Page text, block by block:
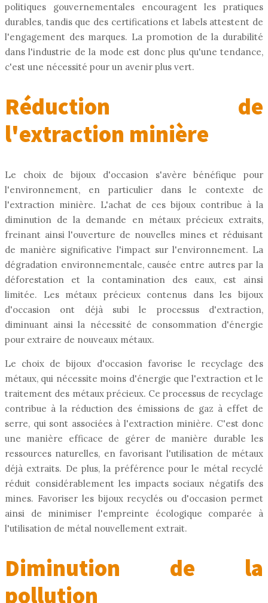
politiques gouvernementales encouragent les pratiques
durables, tandis que des certifications et labels attestent de
l'engagement des marques. La promotion de la durabilité
dans l'industrie de la mode est donc plus qu'une tendance,
c'est une nécessité pour un avenir plus vert.
Réduction de
l'extraction minière
Le choix de bijoux d'occasion s'avère bénéfique pour
l'environnement, en particulier dans le contexte de
l'extraction minière. L'achat de ces bijoux contribue à la
diminution de la demande en métaux précieux extraits,
freinant ainsi l'ouverture de nouvelles mines et réduisant
de manière significative l'impact sur l'environnement. La
dégradation environnementale, causée entre autres par la
déforestation et la contamination des eaux, est ainsi
limitée. Les métaux précieux contenus dans les bijoux
d'occasion ont déjà subi le processus d'extraction,
diminuant ainsi la nécessité de consommation d'énergie
pour extraire de nouveaux métaux.
Le choix de bijoux d'occasion favorise le recyclage des
métaux, qui nécessite moins d'énergie que l'extraction et le
traitement des métaux précieux. Ce processus de recyclage
contribue à la réduction des émissions de gaz à effet de
serre, qui sont associées à l'extraction minière. C'est donc
une manière efficace de gérer de manière durable les
ressources naturelles, en favorisant l'utilisation de métaux
déjà extraits. De plus, la préférence pour le métal recyclé
réduit considérablement les impacts sociaux négatifs des
mines. Favoriser les bijoux recyclés ou d'occasion permet
ainsi de minimiser l'empreinte écologique comparée à
l'utilisation de métal nouvellement extrait.
Diminution de la
pollution